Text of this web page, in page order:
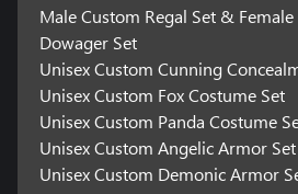
Male Custom Regal Set &
Dowager Set
Unisex Custom Cunning
Unisex Custom Fox Costume Set
Unisex Custom Panda Costume
Unisex Custom Angelic Armor Set
Unisex Custom Demonic Armor